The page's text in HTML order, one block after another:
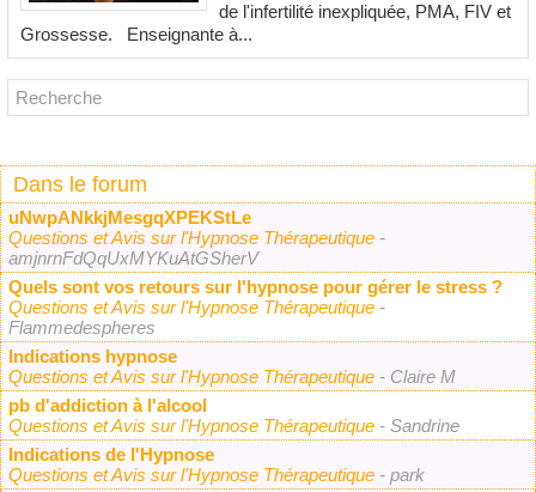
de l'infertilité inexpliquée, PMA, FIV et
Grossesse. Enseignante à...
Dans le forum
uNwpANkkjMesgqXPEKStLe
Questions et Avis sur l'Hypnose Thérapeutique -
amjnrnFdQqUxMYKuAtGSherV
Quels sont vos retours sur l'hypnose pour gérer le stress ?
Questions et Avis sur l'Hypnose Thérapeutique -
Flammedespheres
Indications hypnose
Questions et Avis sur l'Hypnose Thérapeutique - Claire M
pb d'addiction à l'alcool
Questions et Avis sur l'Hypnose Thérapeutique - Sandrine
Indications de l'Hypnose
Questions et Avis sur l'Hypnose Thérapeutique - park